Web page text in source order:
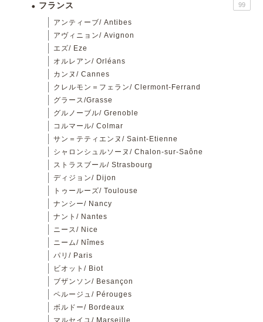
フランス 99
アンティーブ/ Antibes
アヴィニョン/ Avignon
エズ/ Eze
オルレアン/ Orléans
カンヌ/ Cannes
クレルモン＝フェラン/ Clermont-Ferrand
グラース/Grasse
グルノーブル/ Grenoble
コルマール/ Colmar
サン＝テティエンヌ/ Saint-Etienne
シャロンシュルソーヌ/ Chalon-sur-Saône
ストラスブール/ Strasbourg
ディジョン/ Dijon
トゥールーズ/ Toulouse
ナンシー/ Nancy
ナント/ Nantes
ニース/ Nice
ニーム/ Nîmes
パリ/ Paris
ビオット/ Biot
ブザンソン/ Besançon
ペルージュ/ Pérouges
ボルドー/ Bordeaux
マルセイユ/ Marseille